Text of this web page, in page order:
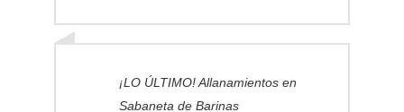
¡LO ÚLTIMO! Allanamientos en
Sabaneta de Barinas